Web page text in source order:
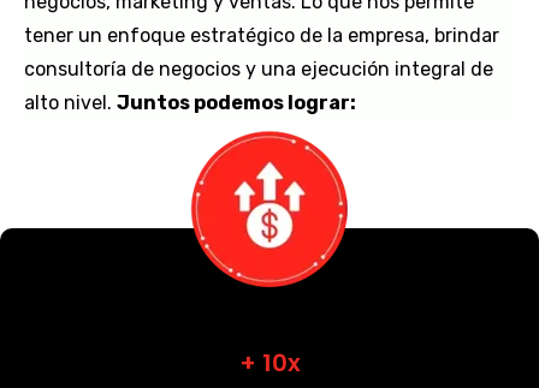
tener un enfoque estratégico de la empresa, brindar
consultoría de negocios y una ejecución integral de
alto nivel. Juntos podemos lograr:
+ 10x